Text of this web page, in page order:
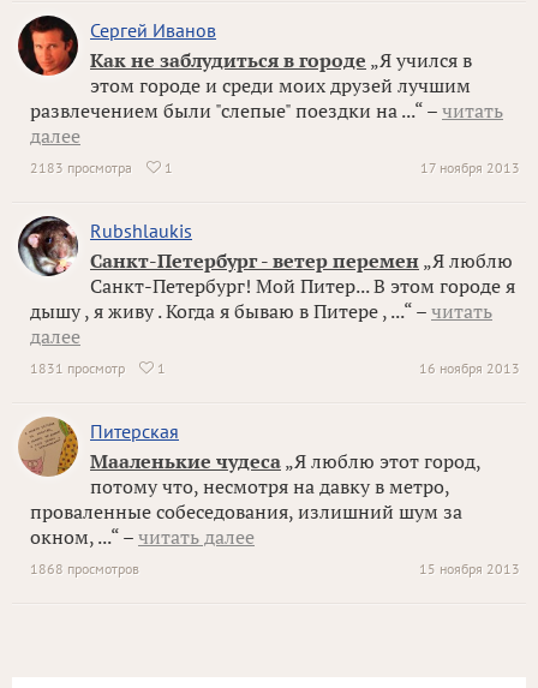
Сергей Иванов
Как не заблудиться в городе „Я учился в
этом городе и среди моих друзей лучшим
развлечением были "слепые" поездки на ...“ – читать
далее
17 ноября 2013
2183 просмотра  1
Rubshlaukis
Санкт-Петербург - ветер перемен „Я люблю
Санкт-Петербург! Мой Питер... В этом городе я
дышу , я живу . Когда я бываю в Питере , ...“ – читать
далее
16 ноября 2013
1831 просмотр  1
Питерская
Мааленькие чудеса „Я люблю этот город,
потому что, несмотря на давку в метро,
проваленные собеседования, излишний шум за
окном, ...“ – читать далее
15 ноября 2013
1868 просмотров